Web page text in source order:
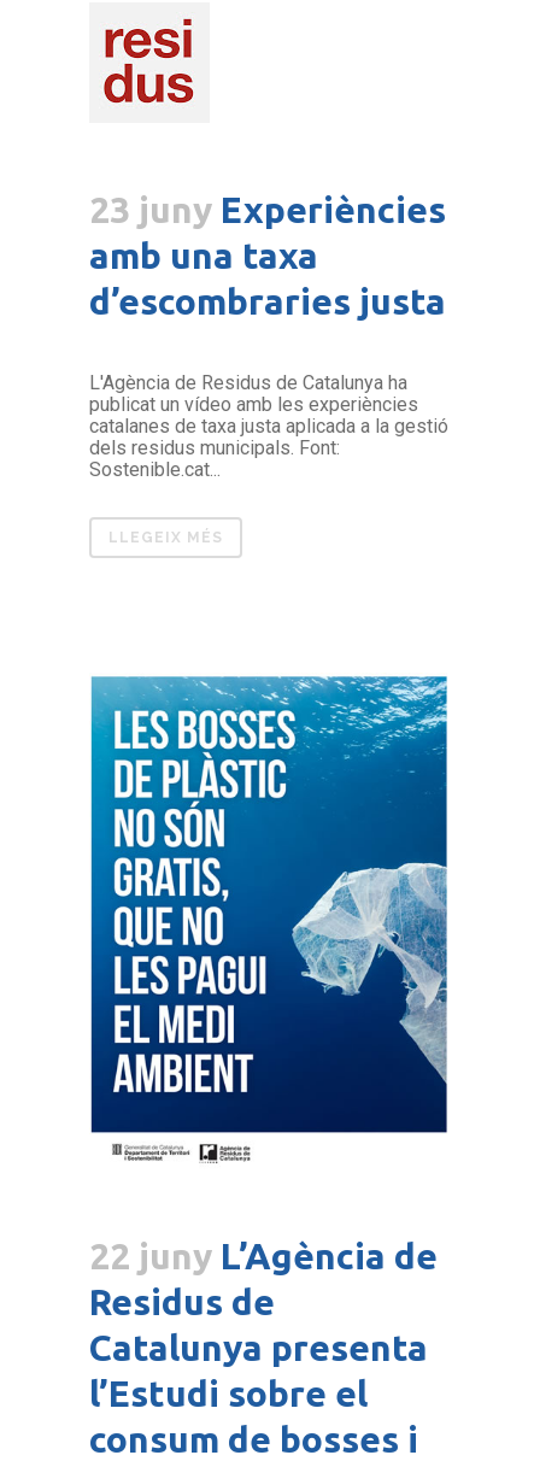
23 juny Experiències
amb una taxa
d’escombraries justa
L'Agència de Residus de Catalunya ha
publicat un vídeo amb les experiències
catalanes de taxa justa aplicada a la gestió
dels residus municipals. Font:
Sostenible.cat...
LLEGEIX MÉS
22 juny L’Agència de
Residus de
Catalunya presenta
l’Estudi sobre el
consum de bosses i